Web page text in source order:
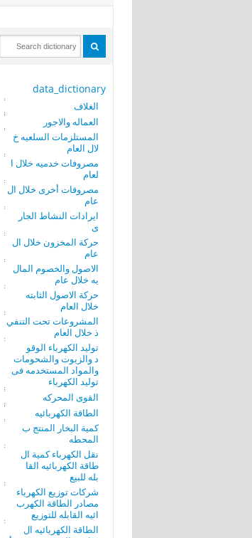
data_dictionary
الغلاف
العماله والاجور
المستلزمات السلعيه خ
لال العام
مصروفات خدميه خلال ا
لعام
مصروفات أخرى خلال ال
عام
ايرادات النشاط الجار
ى
حركة المخزون خلال ال
عام
الاصول والخصوم المال
يه خلال عام
حركة الاصول الثابته
خلال العام
المشروعات تحت التنفي
ذ خلال العام
توليد الكهرباء الوقو
د والزيوت والشحومات
والمواد المستخدمه فى
توليد الكهرباء
القوى المحركه
الطاقة الكهربائيه
كمية البخار المنتج ب
المحطه
نقل الكهرباء كمية ال
طاقة الكهربائيه القا
بله للبيع
شركات توزيع الكهرباء
مصادر الطاقة الكهرب
ائيه القابله للتوزيع
الطاقة الكهربائيه ال